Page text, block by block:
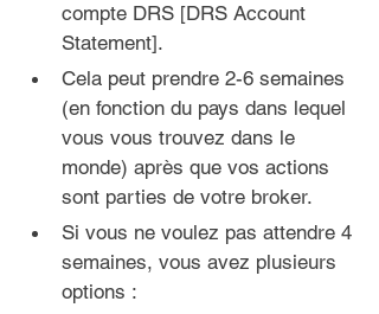
compte DRS [DRS Account
Statement].
Cela peut prendre 2-6 semaines
(en fonction du pays dans lequel
vous vous trouvez dans le
monde) après que vos actions
sont parties de votre broker.
Si vous ne voulez pas attendre 4
semaines, vous avez plusieurs
options :